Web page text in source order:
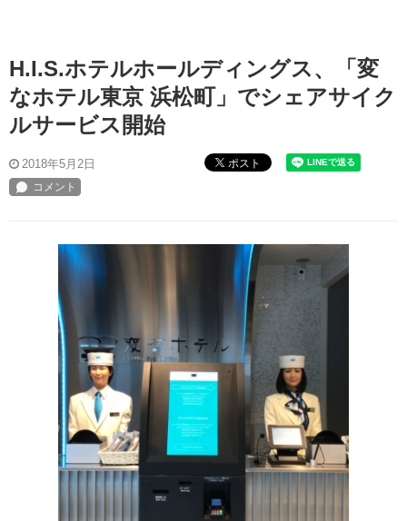
H.I.S.ホテルホールディングス、「変
なホテル東京 浜松町」でシェアサイク
ルサービス開始
2018年5月2日 ポスト